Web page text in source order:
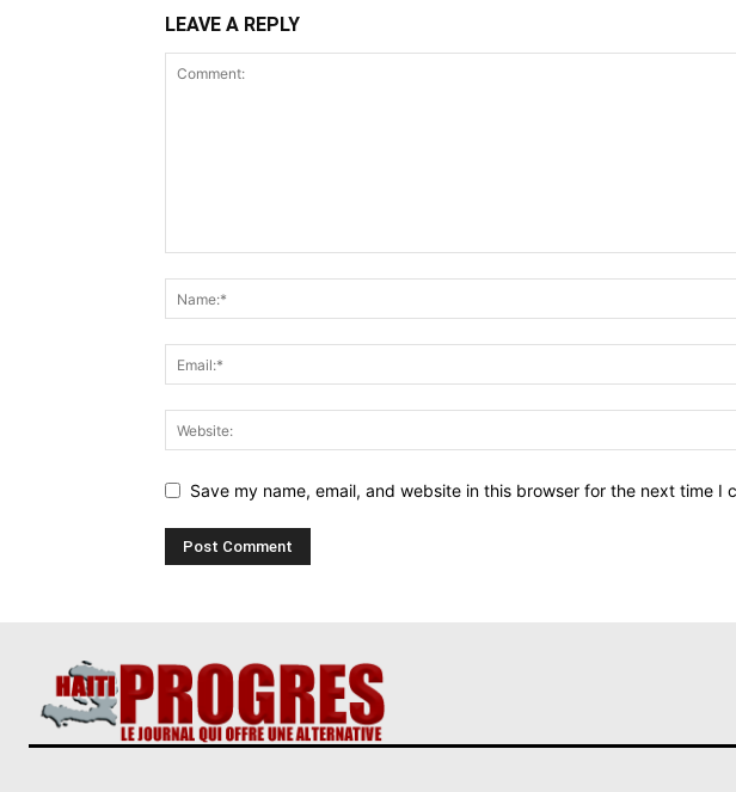
LEAVE A REPLY
Save my name, email, and website in this browser for the next time I